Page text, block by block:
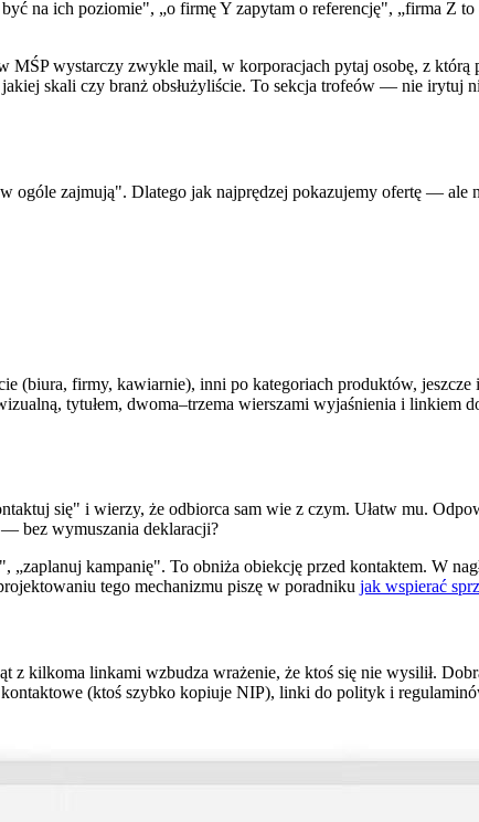
na ich poziomie", „o firmę Y zapytam o referencję", „firma Z
wystarczy zwykle mail, w korporacjach pytaj osobę, z którą
skali czy branż obsłużyliście. To sekcja trofeów — nie irytuj
ogóle zajmują". Dlatego jak najprędzej pokazujemy ofertę — ale
(biura, firmy, kawiarnie), inni po kategoriach produktów,
tytułem, dwoma–trzema wierszami wyjaśnienia i linkiem
się" i wierzy, że odbiorca sam wie z czym. Ułatw mu.
bez wymuszania deklaracji?
kampanię". To obniża obiekcję przed kontaktem. W
tego mechanizmu piszę w poradniku jak wspierać
z kilkoma linkami wzbudza wrażenie, że ktoś się nie wysilił.
(ktoś szybko kopiuje NIP), linki do polityk i